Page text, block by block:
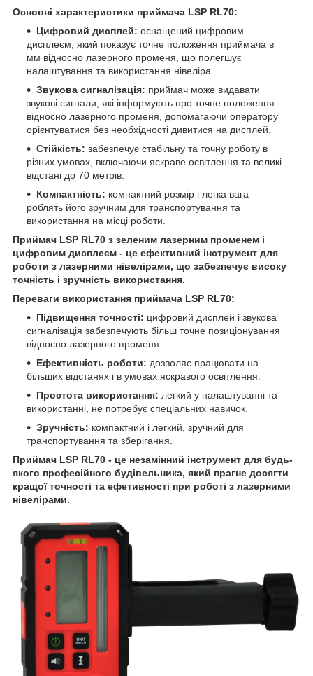
Основні характеристики приймача LSP RL70:
Цифровий дисплей: оснащений цифровим
дисплеєм, який показує точне положення приймача в
мм відносно лазерного променя, що полегшує
налаштування та використання нівеліра.
Звукова сигналізація: приймач може видавати
звукові сигнали, які інформують про точне положення
відносно лазерного променя, допомагаючи оператору
орієнтуватися без необхідності дивитися на дисплей.
Стійкість: забезпечує стабільну та точну роботу в
різних умовах, включаючи яскраве освітлення та великі
відстані до 70 метрів.
Компактність: компактний розмір і легка вага
роблять його зручним для транспортування та
використання на місці роботи.
Приймач LSP RL70 з зеленим лазерним променем і
цифровим дисплеєм - це ефективний інструмент для
роботи з лазерними нівелірами, що забезпечує високу
точність і зручність використання.
Переваги використання приймача LSP RL70:
Підвищення точності: цифровий дисплей і звукова
сигналізація забезпечують більш точне позиціонування
відносно лазерного променя.
Ефективність роботи: дозволяє працювати на
більших відстанях і в умовах яскравого освітлення.
Простота використання: легкий у налаштуванні та
використанні, не потребує спеціальних навичок.
Зручність: компактний і легкий, зручний для
транспортування та зберігання.
Приймач LSP RL70 - це незамінний інструмент для будь-
якого професійного будівельника, який прагне досягти
кращої точності та ефетивності при роботі з лазерними
нівелірами.